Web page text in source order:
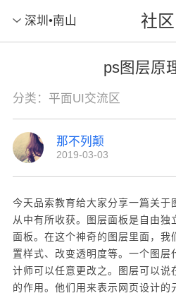
深圳•南山 社区
ps图层原
分类：平面UI交流区
那不列颠
2019-03-03
今天品索教育给大家分享一篇关于
从中有所收获。图层面板是自由
面板。在这个神奇的图层里面，我
置样式、改变透明度等。一个图层
计师可以任意更改之。图层可以说
的作用。他们用来表示网页设计的